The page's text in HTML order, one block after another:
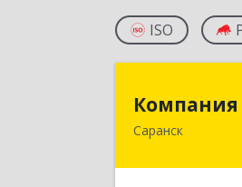
ISO
Компания
Саранск430005,